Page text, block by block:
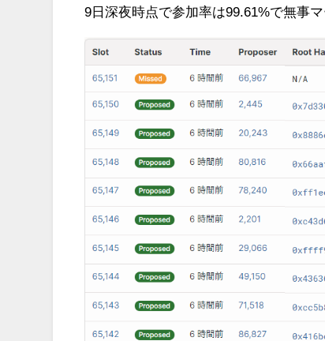
9日深夜時点で参加率は99.61%で無事